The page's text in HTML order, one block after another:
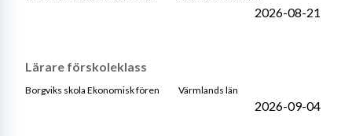
2026-08-21
Lärare förskoleklass
Borgviks skola Ekonomisk fören Värmlands län
2026-09-04